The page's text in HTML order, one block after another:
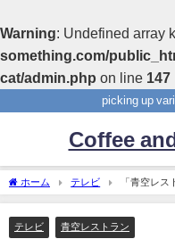
Warning: Undefined array
something.com/
cat/admin.php on line 147
picking up
Coffee
ホーム テレビ
「青空レ
せ！熊本・阿蘇！
テレビ 青空レストラン